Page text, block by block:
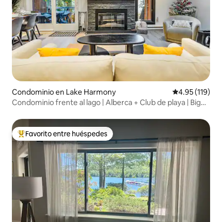
Condominio en Lake Harmony Calificación
4.95 (119)
Condominio frente al lago | Alberca + Club de playa | Big
De los mejores en Favorito entre huéspedes
Favorito entre huéspedes